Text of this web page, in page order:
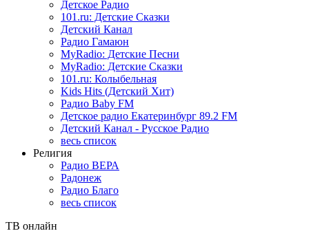
Детское Радио
101.ru: Детские Сказки
Детский Канал
Радио Гамаюн
MyRadio: Детские Песни
MyRadio: Детские Сказки
101.ru: Колыбельная
Kids Hits (Детский Хит)
Радио Baby FM
Детское радио Екатеринбург 89.2 FM
Детский Канал - Русское Радио
весь список
Религия
Радио ВЕРА
Радонеж
Радио Благо
весь список
ТВ онлайн